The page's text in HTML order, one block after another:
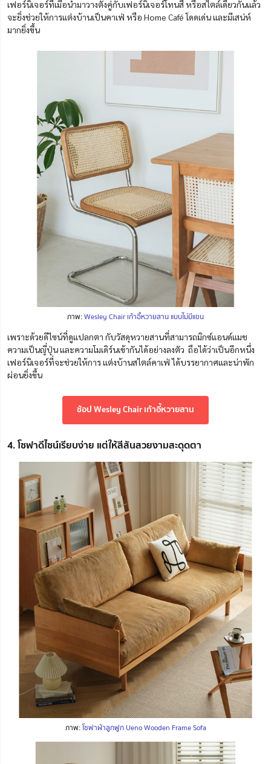
เฟอร์นิเจอร์ที่เมื่อนำมาวางตั้งคู่กับเฟอร์นิเจอร์โทนสี หรือสไตล์เดียวกันแล้ว
จะยิ่งช่วยให้การแต่งบ้านเป็นคาเฟ่ หรือ Home Café โดดเด่น และมีเสน่ห์
มากยิ่งขึ้น
ภาพ:Wesley Chair เก้าอี้หวายสาน แบบไม่มีแขน
เพราะด้วยดีไซน์ที่ดูแปลกตา กับวัสดุหวายสานที่สามารถมิกซ์แอนด์แมช
ความเป็นญี่ปุ่น และความโมเดิร์นเข้ากันได้อย่างลงตัว ถือได้ว่าเป็นอีกหนึ่ง
เฟอร์นิเจอร์ที่จะช่วยให้การ แต่งบ้านสไตล์คาเฟ่ ได้บรรยากาศและน่าพัก
ผ่อนยิ่งขึ้น
ช้อป Wesley Chair เก้าอี้หวายสาน
4. โซฟาดีไซน์เรียบง่าย แต่ให้สีสันสวยงามสะดุดตา
ภาพ:โซฟาผ้าลูกฟูก Ueno Wooden Frame Sofa